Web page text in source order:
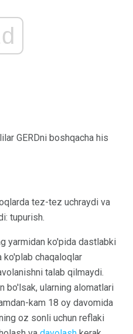
GERDni boshqacha his
tez-tez uchraydi va
tupurish.
yarmidan ko'pida dastlabki
ko'plab chaqaloqlar
talab qilmaydi.
bo'lsak, ularning alomatlari
kam 18 oy davomida
oz sonli uchun reflaki